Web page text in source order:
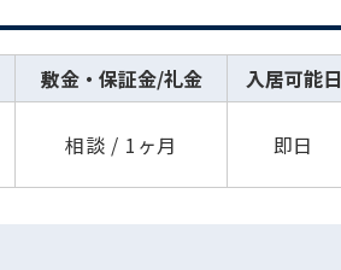
敷金・保証金/礼金 入居可能日
相談 / 1ヶ月 即日